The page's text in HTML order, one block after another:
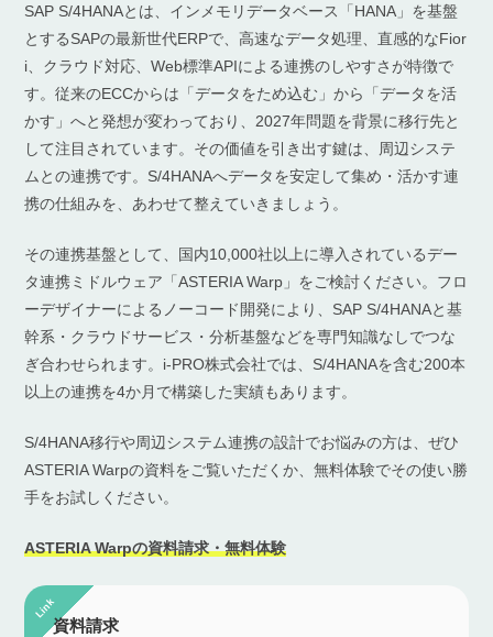
SAP S/4HANAとは、インメモリデータベース「HANA」を基盤
とするSAPの最新世代ERPで、高速なデータ処理、直感的なFior
i、クラウド対応、Web標準APIによる連携のしやすさが特徴で
す。従来のECCからは「データをため込む」から「データを活
かす」へと発想が変わっており、2027年問題を背景に移行先と
して注目されています。その価値を引き出す鍵は、周辺システ
ムとの連携です。S/4HANAへデータを安定して集め・活かす連
携の仕組みを、あわせて整えていきましょう。
その連携基盤として、国内10,000社以上に導入されているデー
タ連携ミドルウェア「ASTERIA Warp」をご検討ください。フロ
ーデザイナーによるノーコード開発により、SAP S/4HANAと基
幹系・クラウドサービス・分析基盤などを専門知識なしでつな
ぎ合わせられます。i-PRO株式会社では、S/4HANAを含む200本
以上の連携を4か月で構築した実績もあります。
S/4HANA移行や周辺システム連携の設計でお悩みの方は、ぜひ
ASTERIA Warpの資料をご覧いただくか、無料体験でその使い勝
手をお試しください。
ASTERIA Warpの資料請求・無料体験
資料請求